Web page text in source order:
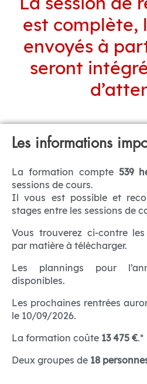
est complète,
envoyés à
seront
Les informations
La formation compte 539
sessions de cours.
Il vous est possible et
stages entre les sessions de
Vous trouverez ci-contre
par matière à télécharger.
Les plannings pour
disponibles.
Les prochaines rentrées
le 10/09/2026.
La formation coûte 13 475 €.*
Deux groupes de 18